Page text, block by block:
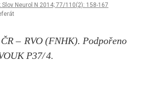
Slov Neurol N 2014; 77/110(2): 158-167
– RVO (FNHK). Podpořeno
P37/ 4.